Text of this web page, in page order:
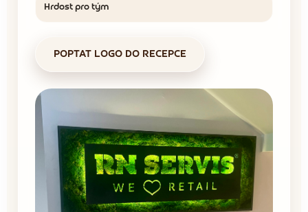
Hrdost pro tým
POPTAT LOGO DO RECEPCE